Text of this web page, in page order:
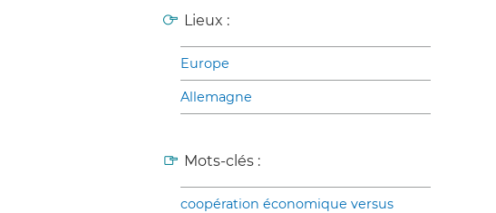
Lieux :
Europe
Allemagne
Mots-clés :
coopération économique versus